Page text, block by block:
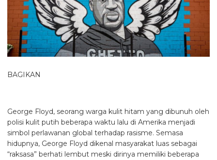
BAGIKAN
George Floyd, seorang warga kulit hitam yang dibunuh oleh
polisi kulit putih beberapa waktu lalu di Amerika menjadi
simbol perlawanan global terhadap rasisme. Semasa
hidupnya, George Floyd dikenal masyarakat luas sebagai
“raksasa” berhati lembut meski dirinya memiliki beberapa